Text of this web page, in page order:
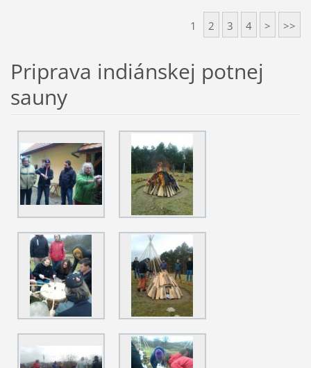
1 2 3 4 > >>
Priprava indiánskej potnej
sauny